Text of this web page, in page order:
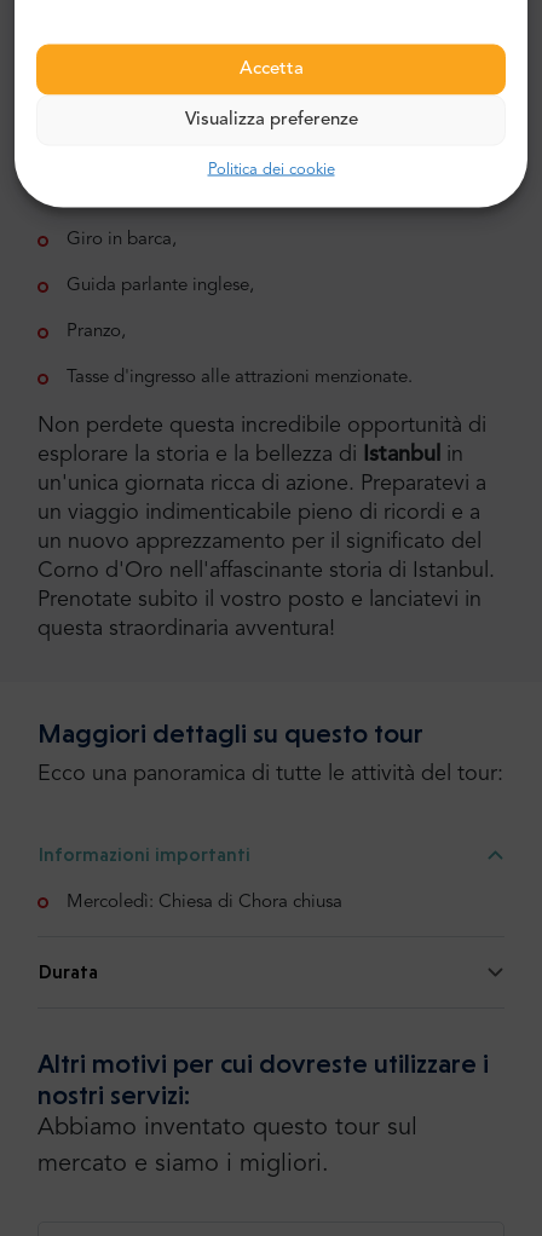
Accetta
Visualizza preferenze
Politica dei cookie
con una serena crociera lungo il Bosforo,
ammirando la maestosa bellezza dello skyline di
Istanbul.
Giro in barca,
Guida parlante inglese,
Pranzo,
Tasse d'ingresso alle attrazioni menzionate.
Non perdete questa incredibile opportunità di
esplorare la storia e la bellezza di
Istanbul in
un'unica giornata ricca di azione. Preparatevi a
un viaggio indimenticabile pieno di ricordi e a
un nuovo apprezzamento per il significato del
Corno d'Oro nell'affascinante storia di Istanbul.
Prenotate subito il vostro posto e lanciatevi in
questa straordinaria avventura!
Maggiori dettagli su questo tour
Ecco una panoramica di tutte le attività del tour:
Informazioni importanti
Mercoledì: Chiesa di Chora chiusa
Durata
Altri motivi per cui dovreste utilizzare i
nostri servizi:
Abbiamo inventato questo tour sul
mercato e siamo i migliori.